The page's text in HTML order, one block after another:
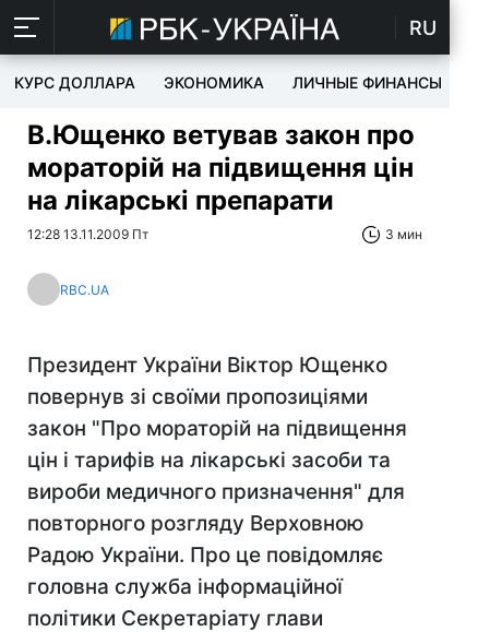
RU
КУРС ДОЛЛАРА ЭКОНОМИКА ЛИЧНЫЕ ФИНАНСЫ
В.Ющенко ветував закон про
мораторій на підвищення цін
на лікарські препарати
12:28 13.11.2009 Пт 3 мин
RBC.UA
Президент України Віктор Ющенко
повернув зі своїми пропозиціями
закон "Про мораторій на підвищення
цін і тарифів на лікарські засоби та
вироби медичного призначення" для
повторного розгляду Верховною
Радою України. Про це повідомляє
головна служба інформаційної
політики Секретаріату глави